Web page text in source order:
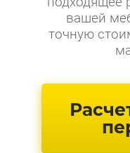
вашей
точную